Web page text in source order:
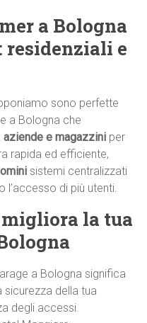
a Bologna
e
sono perfette
a Bologna che
aziende e magazzini per
rapida ed efficiente,
sistemi centralizzati
l’accesso di più utenti.
la tua
a Bologna significa
sicurezza della tua
degli accessi.